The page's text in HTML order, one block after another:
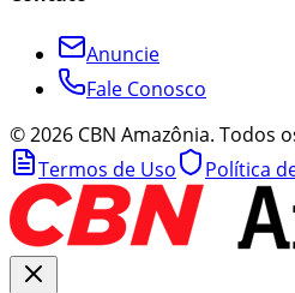
Anuncie
Fale Conosco
©2026 CBN Amazônia. Todos
Termos de Uso
Política